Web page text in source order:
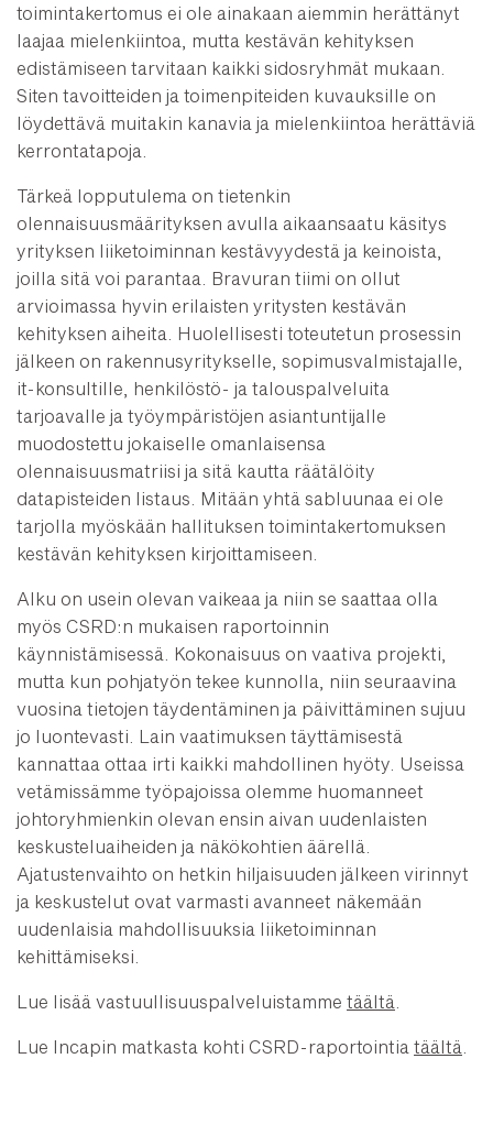
toimintakertomus ei ole ainakaan aiemmin herättänyt
laajaa mielenkiintoa, mutta kestävän kehityksen
edistämiseen tarvitaan kaikki sidosryhmät mukaan.
Siten tavoitteiden ja toimenpiteiden kuvauksille on
löydettävä muitakin kanavia ja mielenkiintoa herättäviä
kerrontatapoja.
Tärkeä lopputulema on tietenkin
olennaisuusmäärityksen avulla aikaansaatu käsitys
yrityksen liiketoiminnan kestävyydestä ja keinoista,
joilla sitä voi parantaa. Bravuran tiimi on ollut
arvioimassa hyvin erilaisten yritysten kestävän
kehityksen aiheita. Huolellisesti toteutetun prosessin
jälkeen on rakennusyritykselle, sopimusvalmistajalle,
it-konsultille, henkilöstö- ja talouspalveluita
tarjoavalle ja työympäristöjen asiantuntijalle
muodostettu jokaiselle omanlaisensa
olennaisuusmatriisi ja sitä kautta räätälöity
datapisteiden listaus. Mitään yhtä sabluunaa ei ole
tarjolla myöskään hallituksen toimintakertomuksen
kestävän kehityksen kirjoittamiseen.
Alku on usein olevan vaikeaa ja niin se saattaa olla
myös CSRD:n mukaisen raportoinnin
käynnistämisessä. Kokonaisuus on vaativa projekti,
mutta kun pohjatyön tekee kunnolla, niin seuraavina
vuosina tietojen täydentäminen ja päivittäminen sujuu
jo luontevasti. Lain vaatimuksen täyttämisestä
kannattaa ottaa irti kaikki mahdollinen hyöty. Useissa
vetämissämme työpajoissa olemme huomanneet
johtoryhmienkin olevan ensin aivan uudenlaisten
keskusteluaiheiden ja näkökohtien äärellä.
Ajatustenvaihto on hetkin hiljaisuuden jälkeen virinnyt
ja keskustelut ovat varmasti avanneet näkemään
uudenlaisia mahdollisuuksia liiketoiminnan
kehittämiseksi.
Lue lisää vastuullisuuspalveluistamme täältä
Lue Incapin matkasta kohti CSRD-raportointia täältä